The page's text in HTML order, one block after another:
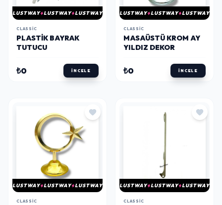
LUSTWAY LUSTWAY LUSTWAY
CLASSIC
PLASTIK BAYRAK
TUTUCU
₺0 İNCELE
LUSTWAY LUSTWAY LUSTWAY
CLASSIC
MASAÜSTÜ KROM AY
YILDIZ DEKOR
₺0 İNCELE
LUSTWAY LUSTWAY LUSTWAY
CLASSIC
LUSTWAY LUSTWAY LUSTWAY
CLASSIC